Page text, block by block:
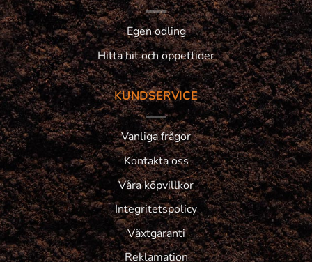
Egen odling
Hitta hit och öppettider
KUNDSERVICE
Vanliga frågor
Kontakta oss
Våra köpvillkor
Integritetspolicy
Växtgaranti
Reklamation